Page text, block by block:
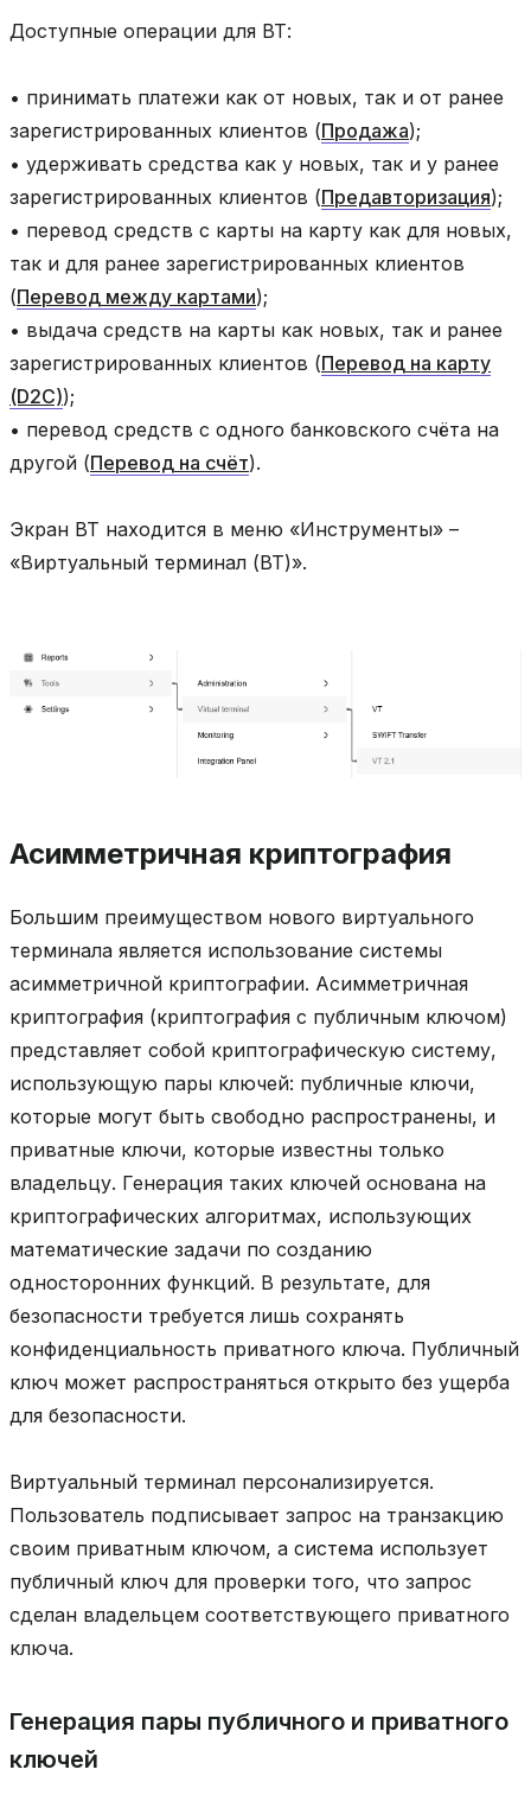
Доступные операции для ВТ:
• принимать платежи как от новых, так и от ранее
зарегистрированных клиентов (Продажа);
• удерживать средства как у новых, так и у ранее
зарегистрированных клиентов (Предавторизация);
• перевод средств с карты на карту как для новых,
так и для ранее зарегистрированных клиентов
(Перевод между картами);
• выдача средств на карты как новых, так и ранее
зарегистрированных клиентов (Перевод на карту
(D2C));
• перевод средств с одного банковского счёта на
другой (Перевод на счёт).
Экран ВТ находится в меню «Инструменты» –
«Виртуальный терминал (ВТ)».
Асимметричная криптография
Большим преимуществом нового виртуального
терминала является использование системы
асимметричной криптографии. Асимметричная
криптография (криптография с публичным ключом)
представляет собой криптографическую систему,
использующую пары ключей: публичные ключи,
которые могут быть свободно распространены, и
приватные ключи, которые известны только
владельцу. Генерация таких ключей основана на
криптографических алгоритмах, использующих
математические задачи по созданию
односторонних функций. В результате, для
безопасности требуется лишь сохранять
конфиденциальность приватного ключа. Публичный
ключ может распространяться открыто без ущерба
для безопасности.
Виртуальный терминал персонализируется.
Пользователь подписывает запрос на транзакцию
своим приватным ключом, а система использует
публичный ключ для проверки того, что запрос
сделан владельцем соответствующего приватного
ключа.
Генерация пары публичного и приватного
ключей